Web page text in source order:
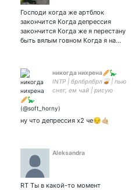
Господи когда же артблок
закончится Когда депрессия
закончится Когда же я перестану
быть вялым говном Когда я на…
никогда нихрена🥖🦕
INTP | брлбрлбрл🥃 | пью
снег, ем чай | рисую
зину кашину сто лет
ну что депрессия х2 че😔🤙🏼
Aleksandra
RT Ты в какой-то момент